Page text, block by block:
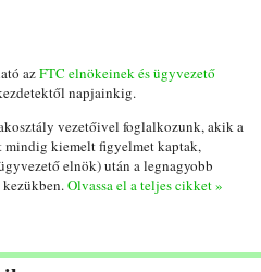
azFTC elnökeinek és ügyvezető
napjainkig.
vezetőivel foglalkozunk, akik a
kiemelt figyelmet kaptak,
elnök) után a legnagyobb
Olvassa el a teljes cikket »